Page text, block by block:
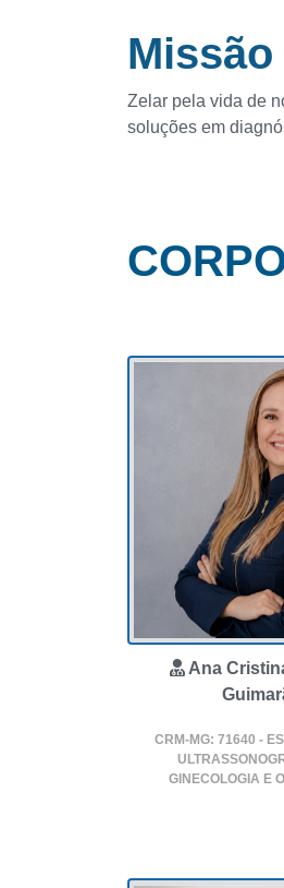
Missão
Zelar pela vida de
soluções em
Ana
CRM-MG: 71640 -
GINECOLOGIA E